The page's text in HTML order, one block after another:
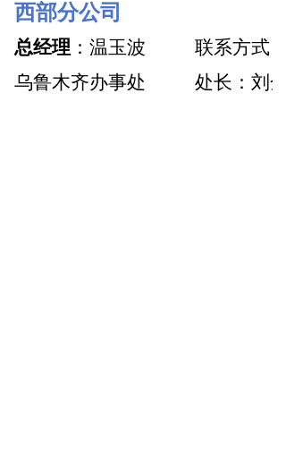
西部分公司
总经理 ：温玉波
联系方式
乌鲁木齐办事处
处长：刘金